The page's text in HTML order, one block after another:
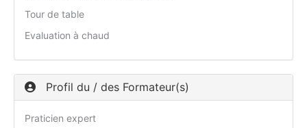
Tour de table
Evaluation à chaud
Profil du / des Formateur(s)
Praticien expert